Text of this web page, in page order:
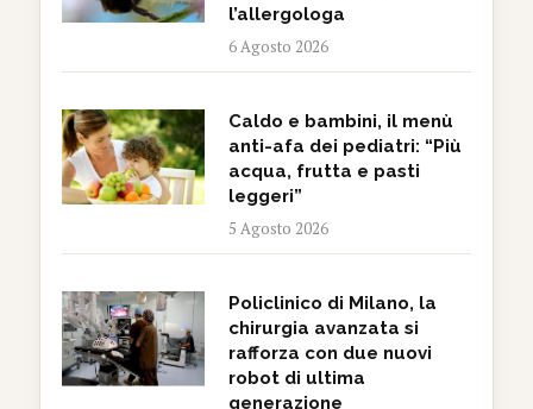
l’allergologa
6 Agosto 2026
Caldo e bambini, il menù
anti-afa dei pediatri: “Più
acqua, frutta e pasti
leggeri”
5 Agosto 2026
Policlinico di Milano, la
chirurgia avanzata si
rafforza con due nuovi
robot di ultima
generazione